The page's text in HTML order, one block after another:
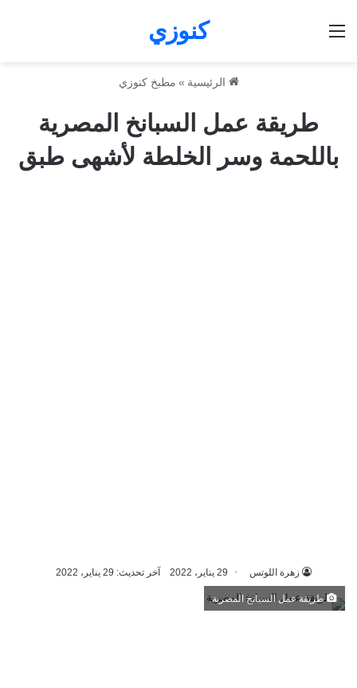
كنوزي
الرئيسية » مطبخ كنوزي
طريقة عمل السبانخ المصرية
باللحمة وسر الخلطة لأشهى طبق
زهرة اللوتس 29 يناير، 2022 آخر تحديث: 29 يناير، 2022
طريقة عمل السبانخ المصرية